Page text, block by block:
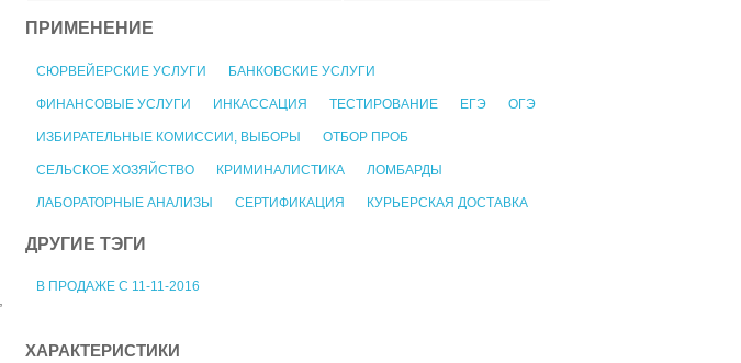
ПРИМЕНЕНИЕ
СЮРВЕЙЕРСКИЕ УСЛУГИ БАНКОВСКИЕ УСЛУГИ
ФИНАНСОВЫЕ УСЛУГИ ИНКАССАЦИЯ ТЕСТИРОВАНИЕ ЕГЭ ОГЭ
ИЗБИРАТЕЛЬНЫЕ КОМИССИИ, ВЫБОРЫ ОТБОР ПРОБ
СЕЛЬСКОЕ ХОЗЯЙСТВО КРИМИНАЛИСТИКА ЛОМБАРДЫ
ЛАБОРАТОРНЫЕ АНАЛИЗЫ СЕРТИФИКАЦИЯ КУРЬЕРСКАЯ ДОСТАВКА
ДРУГИЕ ТЭГИ
В ПРОДАЖЕ С 11-11-2016
ХАРАКТЕРИСТИКИ